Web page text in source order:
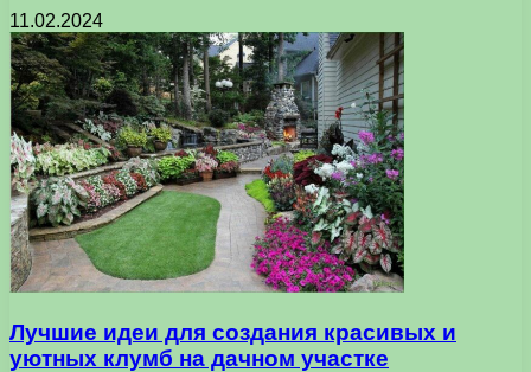
11.02.2024
Лучшие идеи для создания красивых и
уютных клумб на дачном участке